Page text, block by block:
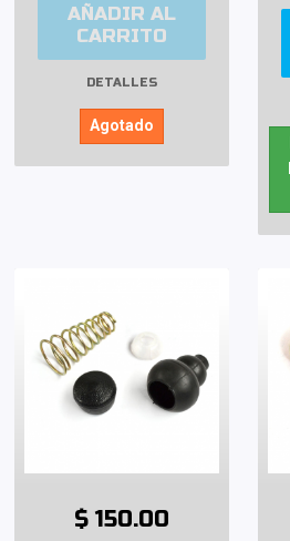
AÑADIR AL
CARRITO
DETALLES
Agotado
$ 150.00